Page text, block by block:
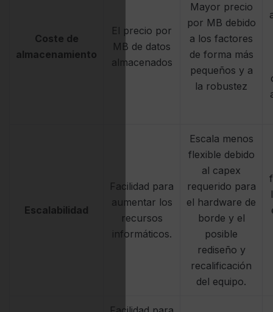
Coste de
almacenamiento
El precio por
MB de datos
almacenados
Mayor precio
por MB debido
a los factores
de forma más
pequeños y a
la robustez
Escalabilidad
Facilidad para
aumentar los
recursos
informáticos.
Escala menos
flexible debido
al capex
requerido para
el hardware de
borde y el
posible
rediseño y
recalificación
del equipo.